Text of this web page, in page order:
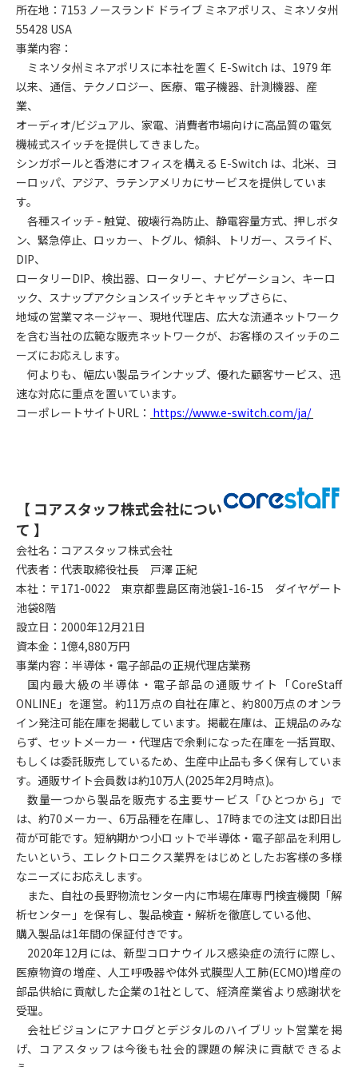
所在地：7153 ノースランド ドライブ ミネアポリス、ミネソタ州
55428 USA
事業内容：
ミネソタ州ミネアポリスに本社を置く E-Switch は、1979 年
以来、通信、テクノロジー、医療、電子機器、計測機器、産
業、
オーディオ/ビジュアル、家電、消費者市場向けに高品質の電気
機械式スイッチを提供してきました。
シンガポールと香港にオフィスを構える E-Switch は、北米、ヨ
ーロッパ、アジア、ラテンアメリカにサービスを提供していま
す。
各種スイッチ - 触覚、破壊行為防止、静電容量方式、押しボタ
ン、緊急停止、ロッカー、トグル、傾斜、トリガー、スライド、
DIP、
ロータリーDIP、検出器、ロータリー、ナビゲーション、キーロ
ック、スナップアクションスイッチとキャップさらに、
地域の営業マネージャー、現地代理店、広大な流通ネットワーク
を含む当社の広範な販売ネットワークが、お客様のスイッチのニ
ーズにお応えします。
何よりも、幅広い製品ラインナップ、優れた顧客サービス、迅
速な対応に重点を置いています。
コーポレートサイトURL： https://www.e-switch.com/ja/
【 コアスタッフ株式会社につい
て 】
会社名：コアスタッフ株式会社
代表者：代表取締役社長 戸澤 正紀
本社：〒171-0022 東京都豊島区南池袋1-16-15 ダイヤゲート
池袋8階
設立日：2000年12月21日
資本金：1億4,880万円
事業内容：半導体・電子部品の正規代理店業務
国内最大級の半導体・電子部品の通販サイト「CoreStaff
ONLINE」を運営。約11万点の自社在庫と、約800万点のオンラ
イン発注可能在庫を掲載しています。掲載在庫は、正規品のみな
らず、セットメーカー・代理店で余剰になった在庫を一括買取、
もしくは委託販売しているため、生産中止品も多く保有していま
す。通販サイト会員数は約10万人(2025年2月時点)。
数量一つから製品を販売する主要サービス「ひとつから」で
は、約70メーカー、6万品種を在庫し、17時までの注文は即日出
荷が可能です。短納期かつ小ロットで半導体・電子部品を利用し
たいという、エレクトロニクス業界をはじめとしたお客様の多様
なニーズにお応えします。
また、自社の長野物流センター内に市場在庫専門検査機関「解
析センター」を保有し、製品検査・解析を徹底している他、
購入製品は1年間の保証付きです。
2020年12月には、新型コロナウイルス感染症の流行に際し、
医療物資の増産、人工呼吸器や体外式膜型人工肺(ECMO)増産の
部品供給に貢献した企業の1社として、経済産業省より感謝状を
受理。
会社ビジョンにアナログとデジタルのハイブリット営業を掲
げ、コアスタッフは今後も社会的課題の解決に貢献できるよ